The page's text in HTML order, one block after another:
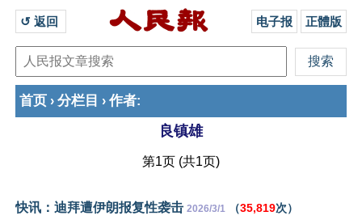
↺ 返回 电子报 正體版
首页 › 分栏目 › 作者:
良镇雄
第1页 (共1页)
快讯：迪拜遭伊朗报复性袭击 2026/3/1 （35,819次）